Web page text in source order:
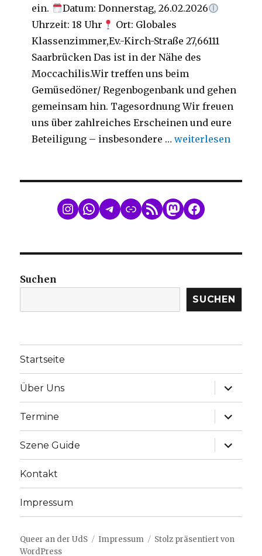
ein.
Datum: Donnerstag, 26.02.2026
Uhrzeit: 18 Uhr
Ort: Globales
Klassenzimmer,Ev.-Kirch-Straße 27,66111
Saarbrücken Das ist in der Nähe des
Moccachilis.Wir treffen uns beim
Gemüsedöner/ Regenbogenbank und gehen
gemeinsam hin. Tagesordnung Wir freuen
uns über zahlreiches Erscheinen und eure
Beteiligung – insbesondere …weiterlesen
WhatsApp
Telegram
LinkRSS FeedMastodon
Facebook
Suchen
SUCHEN
Startseite
Über Uns
Termine
Szene Guide
Kontakt
Impressum
Queer an der UdS Impressum
Stolz präsentiert von
WordPress